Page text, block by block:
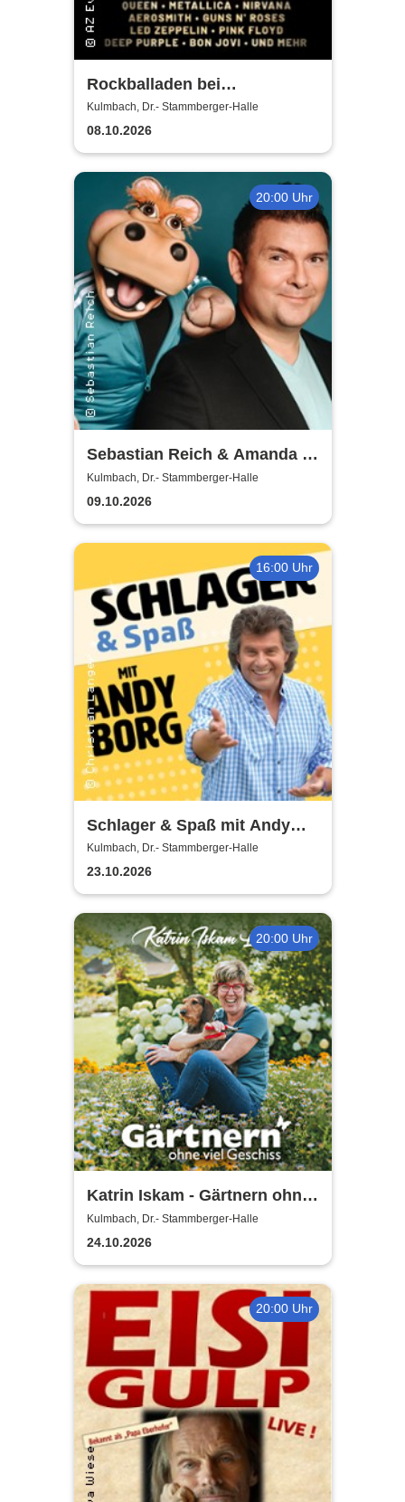
Rockballaden bei
Kerzenschein
Kulmbach, Dr.- Stammberger-Halle
08.10.2026
20:00 Uhr
Sebastian Reich & Amanda -
Purer Zufall
Kulmbach, Dr.- Stammberger-Halle
09.10.2026
16:00 Uhr
Schlager & Spaß mit Andy
Borg und Gästen
Kulmbach, Dr.- Stammberger-Halle
23.10.2026
20:00 Uhr
Katrin Iskam - Gärtnern ohne
viel Geschiss
Kulmbach, Dr.- Stammberger-Halle
24.10.2026
20:00 Uhr